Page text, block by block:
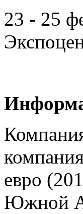
23 - 25
евро
Южной